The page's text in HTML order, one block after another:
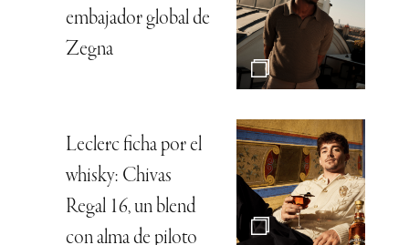
embajador global de
Zegna
Leclerc ficha por el
whisky: Chivas
Regal 16, un blend
con alma de piloto